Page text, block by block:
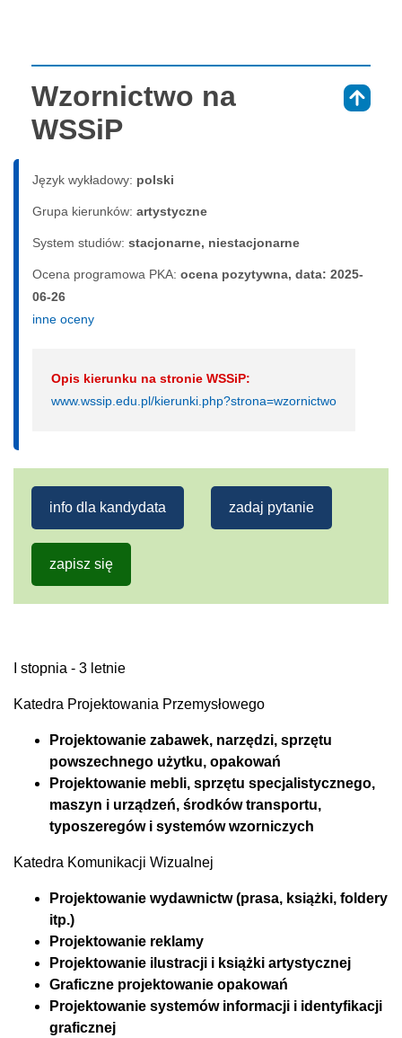
Wzornictwo na
WSSiP
Język wykładowy: polski
Grupa kierunków: artystyczne
System studiów: sta­cjo­nar­ne, nie­sta­cjo­nar­ne
Ocena programowa PKA: ocena pozytywna, data: 2025-
06-26
inne oceny
Opis kierunku na stronie WSSiP:
www.wssip.edu.pl/kierunki.php?strona=wzornictwo
info dla kandydata zadaj pytanie
zapisz się
I stopnia - 3 letnie
Katedra Projektowania Przemysłowego
Projektowanie zabawek, narzędzi, sprzętu
powszechnego użytku, opakowań
Projektowanie mebli, sprzętu specjalistycznego,
maszyn i urządzeń, środków transportu,
typoszeregów i systemów wzorniczych
Katedra Komunikacji Wizualnej
Projektowanie wydawnictw (prasa, książki, foldery
itp.)
Projektowanie reklamy
Projektowanie ilustracji i książki artystycznej
Graficzne projektowanie opakowań
Projektowanie systemów informacji i identyfikacji
graficznej